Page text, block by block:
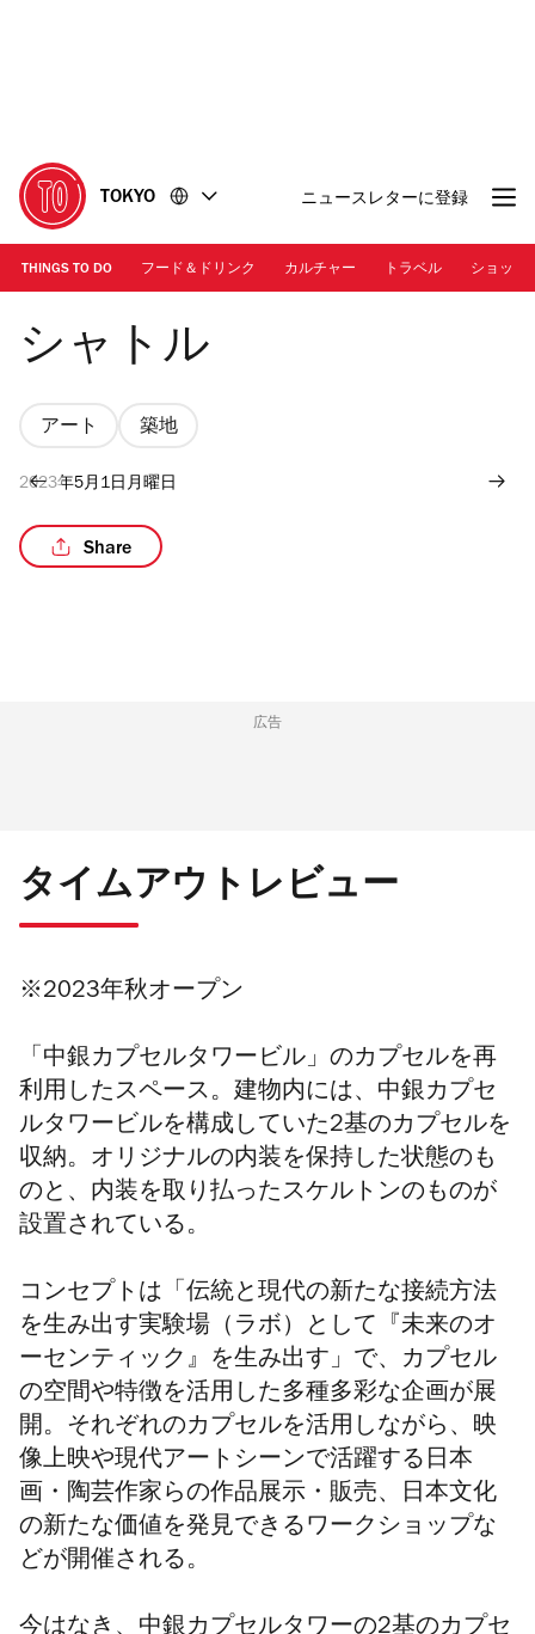
に
移
動
移
動
TOKYO ニュースレターに登録
THINGS TO DO フード＆ドリンク カルチャー トラベル ショッピ
Photo: Kisa Toyoshima | 「オリジナルカプセル」外観
シャトル
アート 築地
2023年5月1日月曜日
Share
広告
タイムアウトレビュー
※2023年秋オープン
「中銀カプセルタワービル」のカプセルを再
利用したスペース。 建物内には、中銀カプセ
ルタワービルを構成していた2基のカプセルを
収納。オリジナルの内装を保持した状態のも
のと、内装を取り払ったスケルトンのものが
設置されている。
コンセプトは「伝統と現代の新たな接続方法
を生み出す実験場（ラボ）として『未来のオ
ーセンティック』を生み出す」で、 カプセル
の空間や特徴を活用した多種多彩な企画が展
開。 それぞれのカプセルを活用しながら、映
像上映や現代アートシーンで活躍する日本
画・陶芸作家らの作品展示・販売、
日本文化
の新たな価値を発見できるワークショップな
どが開催される 。